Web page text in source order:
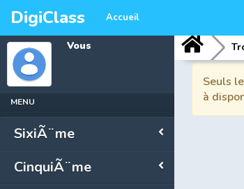
DigiClass Accueil
Vous
MENU
SixiÃ¨me
CinquiÃ¨me
Seuls
à